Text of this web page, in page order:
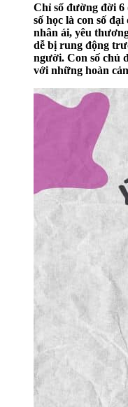
Chỉ số đường đời 6
số học là con số
nhân ái, yêu
dễ bị rung động
người. Con số chủ
với những hoàn